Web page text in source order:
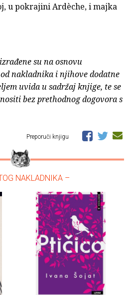
u pokrajini Ardèche, i majka
su na osnovu
nakladnika i njihove dodatne
uvida u sadržaj knjige, te se
bez prethodnog dogovora s
Preporuči knjigu
NAKLADNIKA –